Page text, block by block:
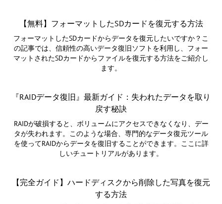
【無料】フォーマットしたSDカードを復元する方法
フォーマットしたSDカードからデータを復元したいですか？こ
の記事では、信頼性の高いデータ復旧ソフトを利用し、フォー
マットされたSDカードからファイルを復元する方法をご紹介し
ます。
『RAIDデータ復旧』最新ガイド：失われたデータを取り
戻す秘訣
RAIDが破損すると、ボリュームにアクセスできなくなり、デー
タが失われます。このような場合、専門的なデータ復元ツール
を使ってRAIDからデータを復旧することができます。ここに詳
しいチュートリアルがあります。
【完全ガイド】ハードディスクから削除した写真を復元
する方法